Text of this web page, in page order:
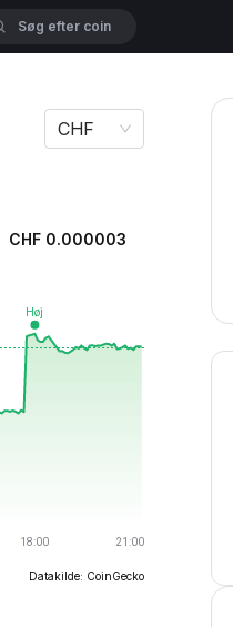
CHF
CHF 0.000003
Datakilde: CoinGecko